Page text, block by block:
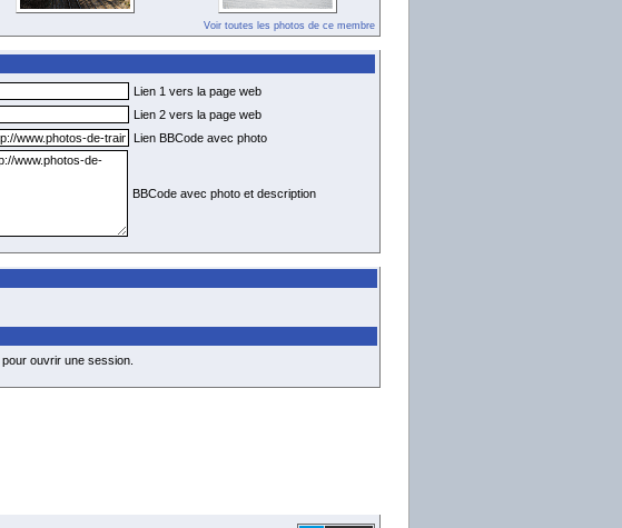
Voir toutes les photos de ce membre
Lien 1 vers la page web
Lien 2 vers la page web
Lien BBCode avec photo
BBCode avec photo et description
pour ouvrir une session.